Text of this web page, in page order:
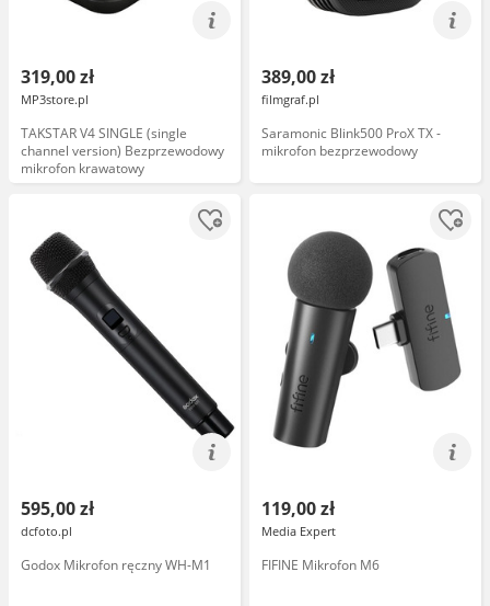
319,00 zł
MP3store.pl
TAKSTAR V4 SINGLE (single
channel version) Bezprzewodowy
mikrofon krawatowy
389,00 zł
filmgraf.pl
Saramonic Blink500 ProX TX -
mikrofon bezprzewodowy
595,00 zł
dcfoto.pl
Godox Mikrofon ręczny WH-M1
119,00 zł
Media Expert
FIFINE Mikrofon M6